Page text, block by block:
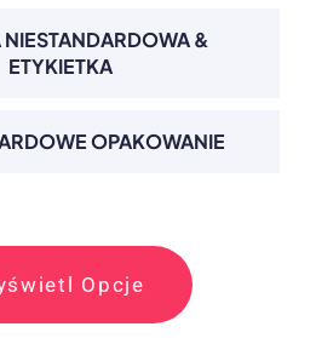
NIESTANDARDOWA &
ETYKIETKA
OPAKOWANIE
Opcje